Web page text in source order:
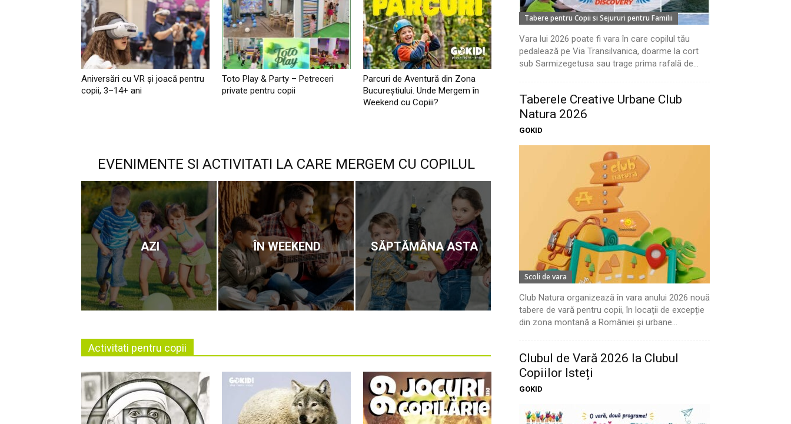
Aniversări cu VR și joacă pentru
copii, 3–14+ ani
Toto Play & Party – Petreceri
private pentru copii
Parcuri de Aventură din Zona
Bucureştiului. Unde Mergem în
Weekend cu Copiii?
EVENIMENTE SI ACTIVITATI LA CARE MERGEM CU COPILUL
AZI ÎN WEEKEND SĂPTĂMÂNA ASTA
Activitati pentru copii
Tabere pentru Copii si Sejururi pentru Familii
Vara lui 2026 poate fi vara în care copilul tău
pedalează pe Via Transilvanica, doarme la cort
sub Sarmizegetusa sau trage prima rafală de...
Taberele Creative Urbane Club
Natura 2026
GOKID
Scoli de vara
Club Natura organizează în vara anului 2026 nouă
tabere de vară pentru copii, în locații de excepție
din zona montană a României și urbane...
Clubul de Vară 2026 la Clubul
Copiilor Isteți
GOKID